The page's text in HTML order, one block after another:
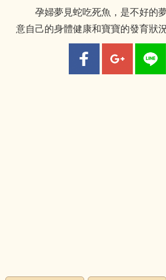
孕婦夢見蛇吃死魚，是不好的
意自己的身體健康和寶寶的發育狀況